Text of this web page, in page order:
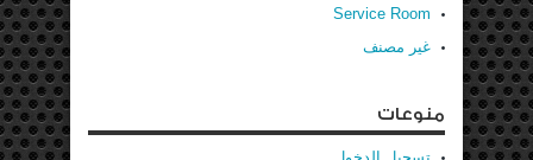
Service Room
غير مصنف
منوعات